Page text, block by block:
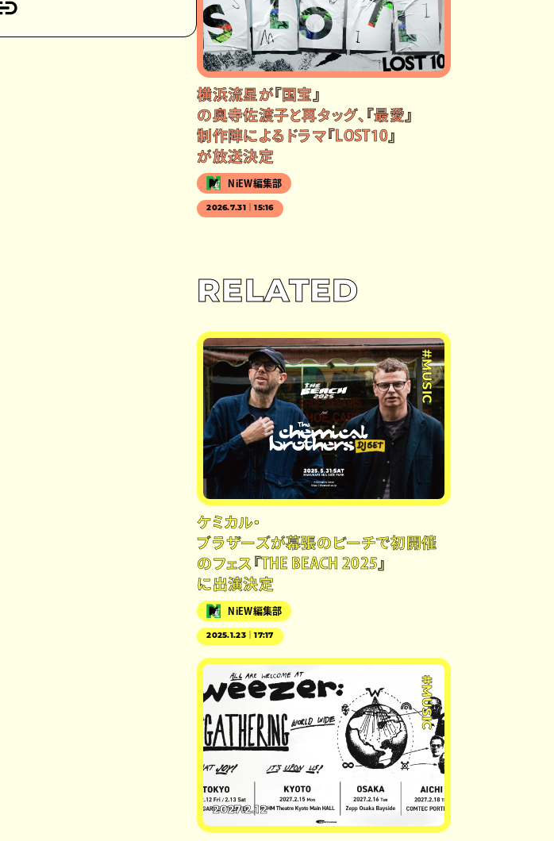
横浜流星が『国宝』
の奥寺佐渡子と再タッグ、『最愛』
制作陣によるドラマ『LOST10』
が放送決定
NiEW編集部
2026.7.31｜15:16
RELATED
#MUSIC
ケミカル・
ブラザーズが幕張のビーチで初開催
のフェス『THE BEACH 2025』
に出演決定
NiEW編集部
2025.1.23｜17:17
#MUSIC
2027.2.12